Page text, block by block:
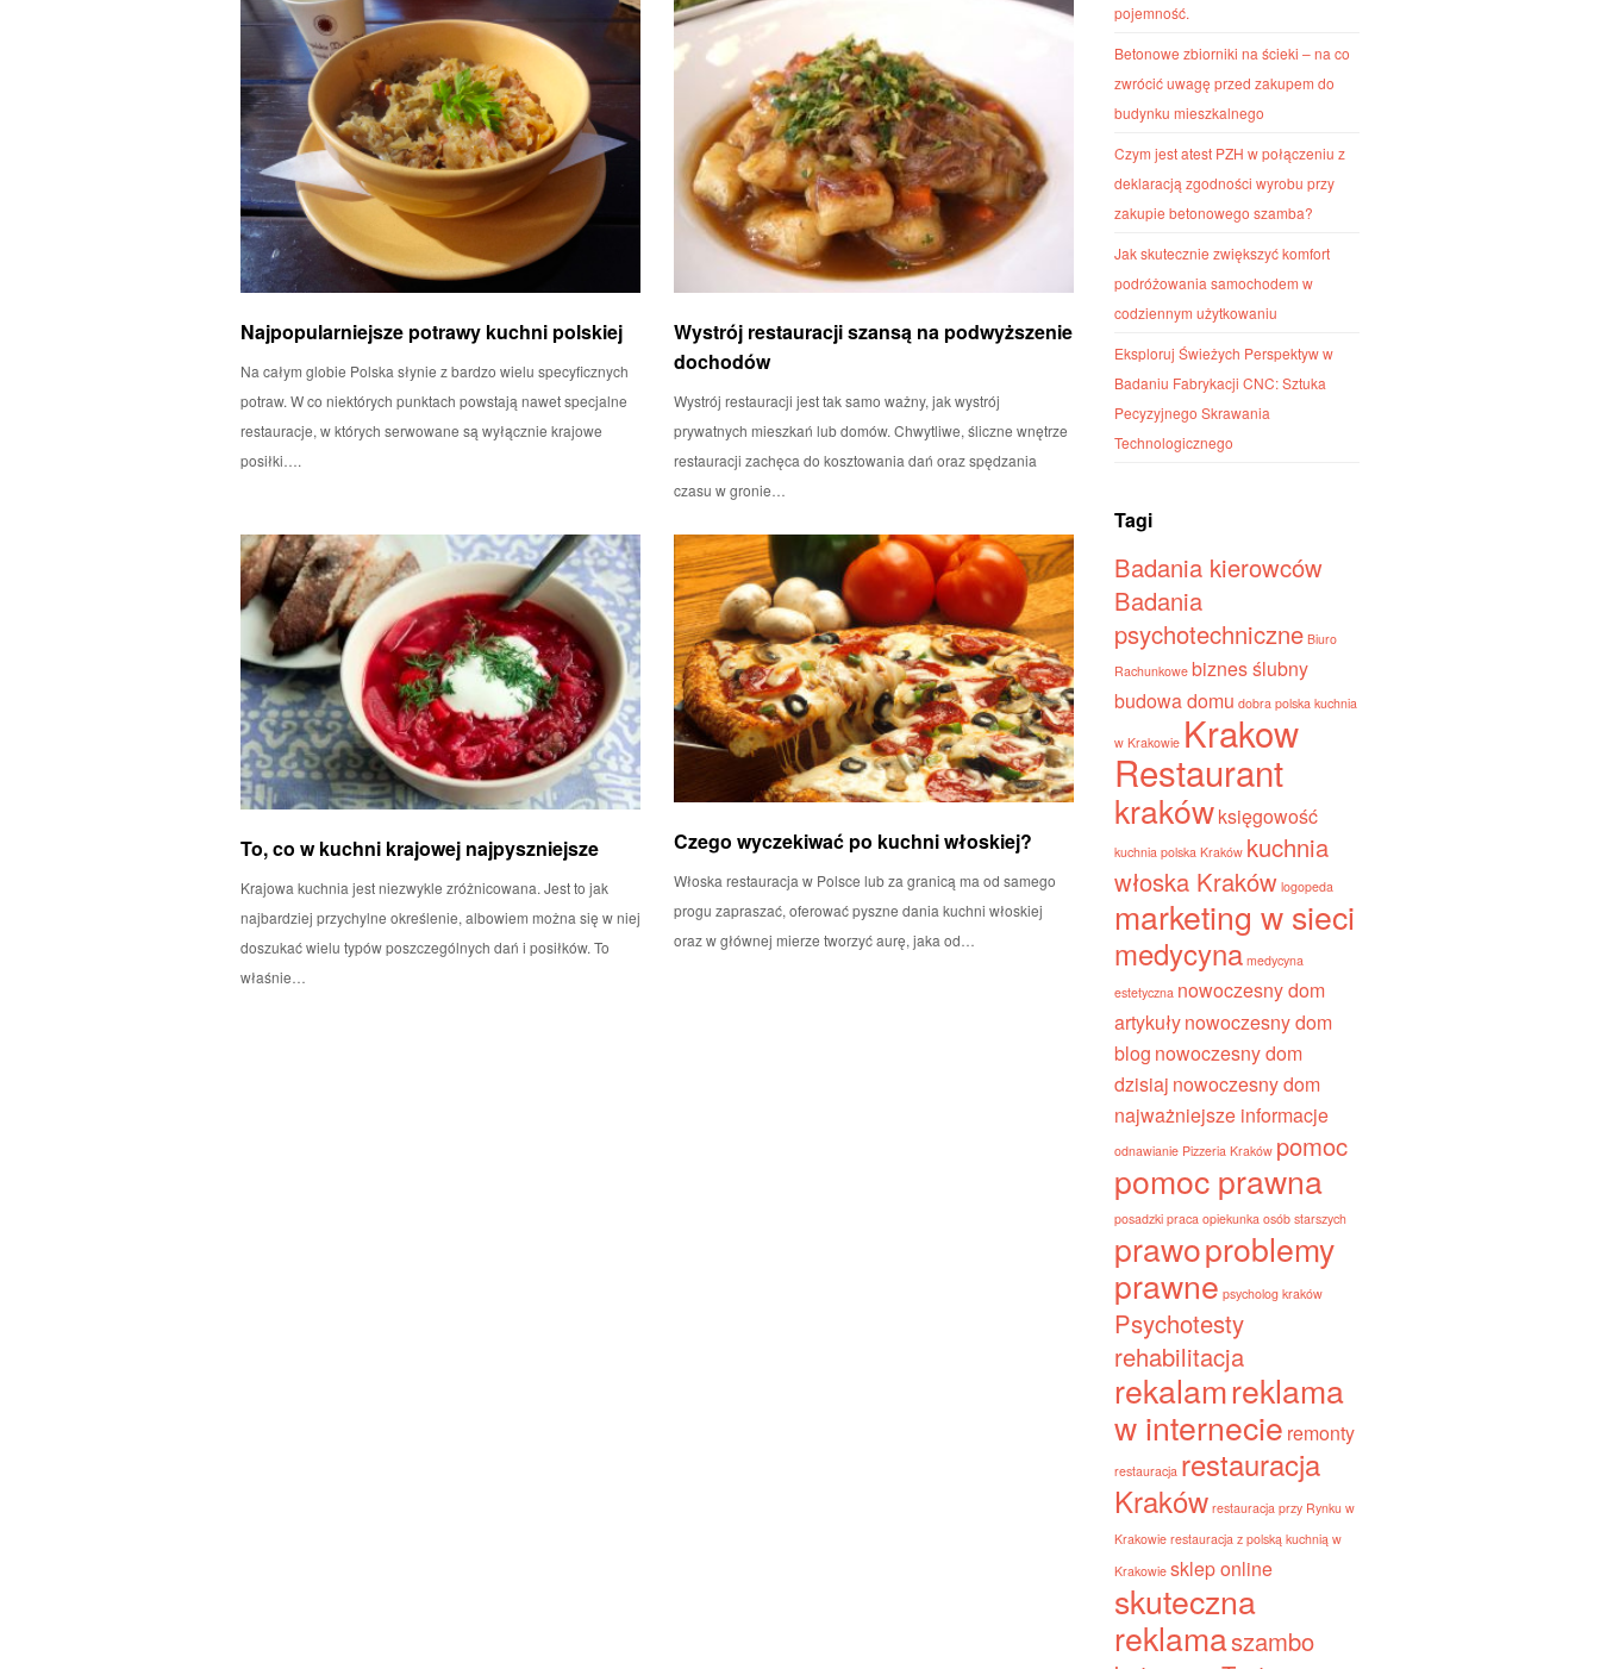
Najpopularniejsze potrawy kuchni polskiej
Na całym globie Polska słynie z bardzo wielu specyficznych
potraw. W co niektórych punktach powstają nawet specjalne
restauracje, w których serwowane są wyłącznie krajowe
posiłki….
Wystrój restauracji szansą na podwyższenie
dochodów
Wystrój restauracji jest tak samo ważny, jak wystrój
prywatnych mieszkań lub domów. Chwytliwe, śliczne wnętrze
restauracji zachęca do kosztowania dań oraz spędzania
czasu w gronie…
To, co w kuchni krajowej najpyszniejsze
Krajowa kuchnia jest niezwykle zróżnicowana. Jest to jak
najbardziej przychylne określenie, albowiem można się w niej
doszukać wielu typów poszczególnych dań i posiłków. To
właśnie…
Czego wyczekiwać po kuchni włoskiej?
Włoska restauracja w Polsce lub za granicą ma od samego
progu zapraszać, oferować pyszne dania kuchni włoskiej
oraz w głównej mierze tworzyć aurę, jaka od…
pojemność.
Betonowe zbiorniki na ścieki – na co
zwrócić uwagę przed zakupem do
budynku mieszkalnego
Czym jest atest PZH w połączeniu z
deklaracją zgodności wyrobu przy
zakupie betonowego szamba?
Jak skutecznie zwiększyć komfort
podróżowania samochodem w
codziennym użytkowaniu
Eksploruj Świeżych Perspektyw w
Badaniu Fabrykacji CNC: Sztuka
Pecyzyjnego Skrawania
Technologicznego
Tagi
Badania kierowców
Badania
psychotechniczne Biuro
Rachunkowe biznes ślubny
budowa domu dobra polska kuchnia
w Krakowie Krakow
Restaurant
krakówksięgowość
kuchnia polska Kraków kuchnia
włoska Kraków logopeda
marketing w sieci
medycyna medycyna
estetyczna nowoczesny dom
artykułynowoczesny dom
blog nowoczesny dom
dzisiaj nowoczesny dom
najważniejsze informacje
odnawianie Pizzeria Kraków pomoc
pomoc prawna
posadzki praca opiekunka osób starszych
prawoproblemy
prawne psycholog kraków
Psychotesty
rehabilitacja
rekalamreklama
w internecie remonty
restauracja restauracja
Kraków restauracja przy Rynku w
Krakowie restauracja z polską kuchnią w
Krakowie sklep online
skuteczna
reklamaszambo